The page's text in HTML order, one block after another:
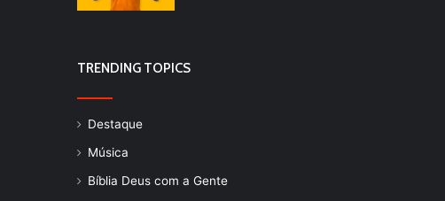
TRENDING TOPICS
Destaque
Música
Bíblia Deus com a Gente